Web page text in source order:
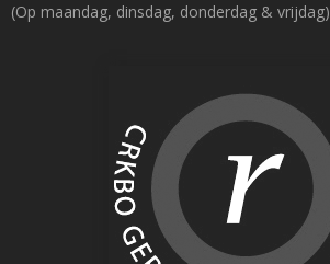
(Op maandag, dinsdag, donderdag & vrijdag)